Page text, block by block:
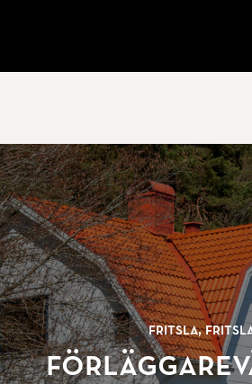
Fritsla,